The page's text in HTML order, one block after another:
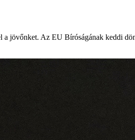
Az EU Bíróságának keddi